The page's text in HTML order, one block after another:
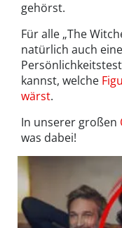
gehörst.
Für alle „The
natürlich auch
kannst, welche
wärst.
In unserer großen
was dabei!